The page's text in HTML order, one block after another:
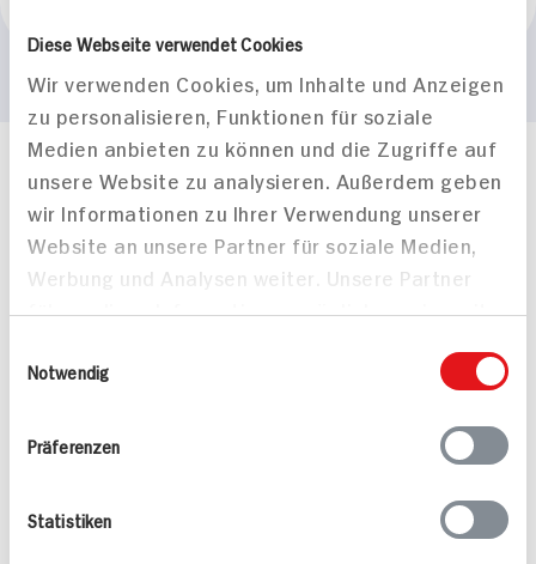
Diese Webseite verwendet Cookies
Wir verwenden Cookies, um Inhalte und Anzeigen
zu personalisieren, Funktionen für soziale
Medien anbieten zu können und die Zugriffe auf
unsere Website zu analysieren. Außerdem geben
wir Informationen zu Ihrer Verwendung unserer
Website an unsere Partner für soziale Medien,
Werbung und Analysen weiter. Unsere Partner
führen diese Informationen möglicherweise mit
bereitgestellt haben oder die sie im Rahmen
Notwendig
Präferenzen
Statistiken
Häufig gestellte Fragen
Mehr Informationen in unserem FAQ
Wir beantworten gerne Ihre Fragen
Montag - Donnerstag: 9 bis 16 Uhr
Folgen Sie uns auf TikTok